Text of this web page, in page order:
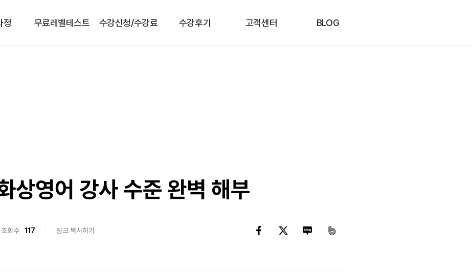
정 무료레벨테스트 수강신청/수강료 수강후기 고객센터 BLOG
상영어 강사 수준 완벽 해부
조회수 117 링크 복사하기